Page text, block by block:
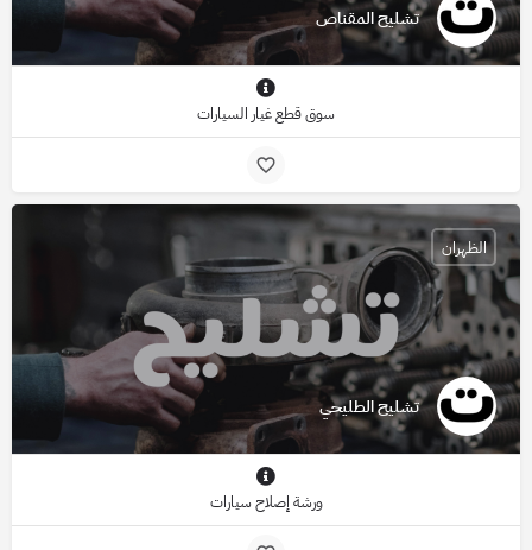
تشليح المقناص
سوق قطع غيار السيارات
تشليح الطليحي
الظهران
ورشة إصلاح سيارات